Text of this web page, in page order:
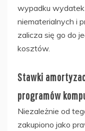
wypadku
niematerialnych i
zalicza się go do
kosztów.
Stawki
programów
Niezależnie od
zakupiono jako